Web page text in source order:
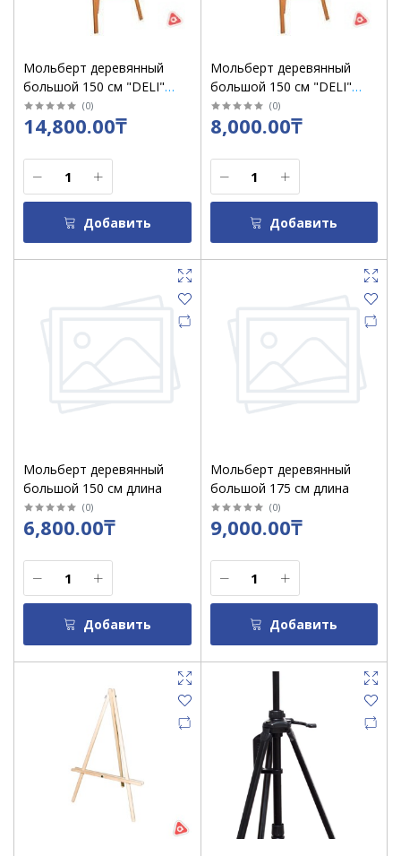
Мольберт деревянный
большой 150 см "DELI"
73879 дерево бука
(0)
14,800.00₸
Добавить
Мольберт деревянный
большой 150 см "DELI"
73911
(0)
8,000.00₸
Добавить
Мольберт деревянный
большой 150 см длина
(0)
6,800.00₸
Добавить
Мольберт деревянный
большой 175 см длина
(0)
9,000.00₸
Добавить